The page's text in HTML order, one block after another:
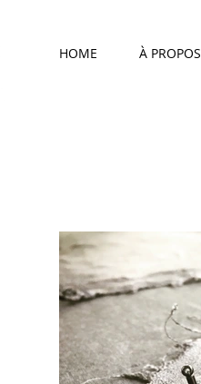
HOME À PROPOS